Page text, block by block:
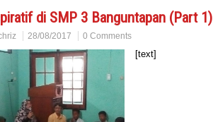
di SMP 3 Banguntapan (Part 1)
28/08/2017 0 Comments
[text]